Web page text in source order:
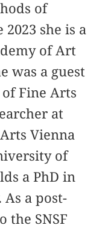
of
she is a
of Art
was a guest
Fine Arts
at
Vienna
of
a PhD in
As a post-
the SNSF